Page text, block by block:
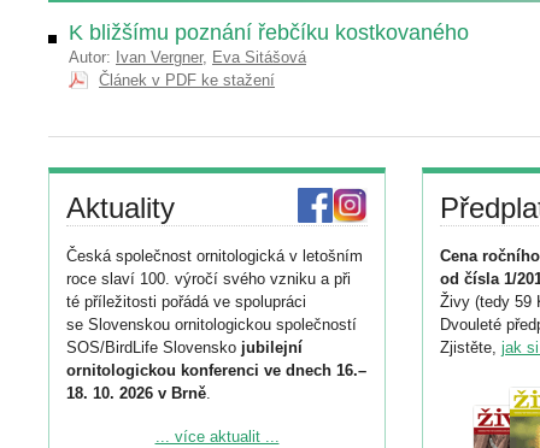
K bližšímu poznání řebčíku kostkovaného
Autor: Ivan Vergner, Eva Sitášová
Článek v PDF ke stažení
Aktuality
Česká společnost ornitologická v letošním
roce slaví 100. výročí svého vzniku a při
té příležitosti pořádá ve spolupráci
se Slovenskou ornitologickou společností
SOS/BirdLife Slovensko jubilejní
ornitologickou konferenci ve dnech 16.–
18. 10. 2026 v Brně.
Podrobnější informace ke konferenci
... více aktualit ...
Cena
od čísla 1/
Živy (tedy 59
Dvouleté
Zjistěte, jak